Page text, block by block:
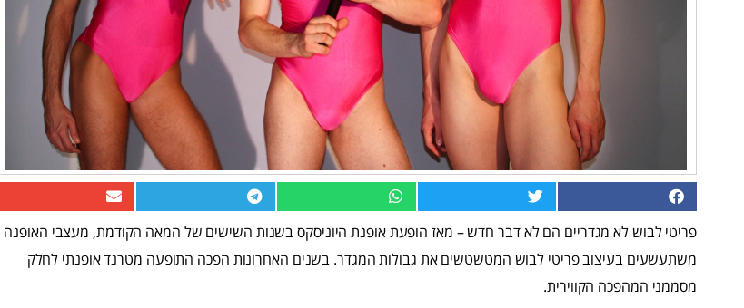
פריטי לבוש לא מגדריים הם לא דבר חדש – מאז הופעת אופנת היוניסקס בשנות השישים של המאה הקודמת, מעצבי האופנה
משתעשעים בעיצוב פריטי לבוש המטשטשים את גבולות המגדר. בשנים האחרונות הפכה התופעה מטרנד אופנתי לחלק
מסממני המהפכה הקווירית.